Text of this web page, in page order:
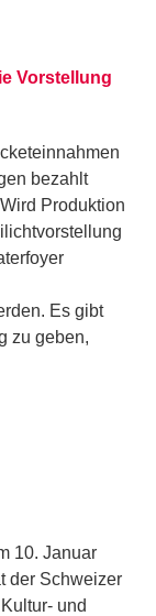
Vorstellung
bezahlt
Produktion
Es gibt
zu geben,
10. Januar
der Schweizer
und